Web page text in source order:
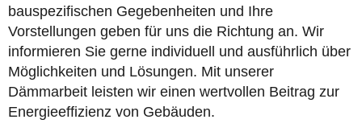
bauspezifischen Gegebenheiten und Ihre
Vorstellungen geben für uns die Richtung an. Wir
informieren Sie gerne individuell und ausführlich über
Möglichkeiten und Lösungen. Mit unserer
Dämmarbeit leisten wir einen wertvollen Beitrag zur
Energieeffizienz von Gebäuden.